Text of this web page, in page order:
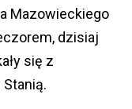
Mazowieckiego
dzisiaj
się z